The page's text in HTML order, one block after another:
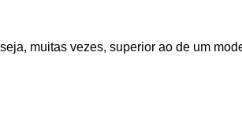
muitas vezes, superior ao de um